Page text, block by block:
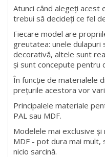
Atunci când alegeți acest
trebui să decideți ce fel
Fiecare model are
greutatea: unele dulapuri
decorativă, altele sunt
și sunt concepute pentru
În funcție de materialele
prețurile acestora vor
Principalele materiale
PAL sau MDF.
Modelele mai exclusive
MDF - pot dura mai mult,
nicio sarcină.